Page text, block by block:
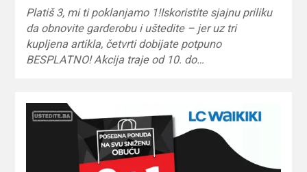
Platiš 3, mi ti poklanjamo 1!Iskoristite sjajnu priliku
da obnovite garderobu i uštedite – jer uz tri
kupljena artikla, četvrti dobijate potpuno
BESPLATNO! Akcija traje od 10. do…